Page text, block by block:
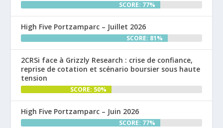
SCORE: 77%
High Five Portzamparc – Juillet 2026
SCORE: 81%
2CRSi face à Grizzly Research : crise de confiance,
reprise de cotation et scénario boursier sous haute
tension
SCORE: 50%
High Five Portzamparc – Juin 2026
SCORE: 77%